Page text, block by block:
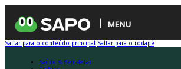
MENU
Saltar para o conteúdo principal Saltar para o rodapé
Saúde & Bem-Estar